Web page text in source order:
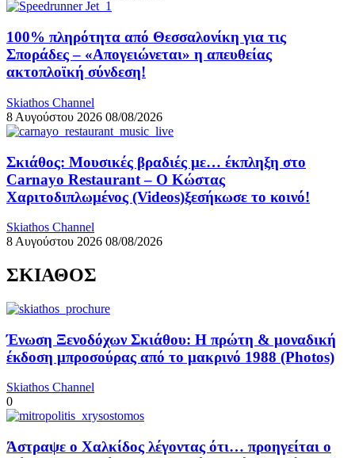
100% πληρότητα από Θεσσαλονίκη για τις
Σποράδες – «Απογειώνεται» η απευθείας
ακτοπλοϊκή σύνδεση!
Skiathos Channel
8 Αυγούστου 2026 08/08/2026
Σκιάθος: Μουσικές βραδιές με… έκπληξη στο
Carnayo Restaurant – Ο Κώστας
Χαριτοδιπλωμένος (Videos)ξεσήκωσε το κοινό!
Skiathos Channel
8 Αυγούστου 2026 08/08/2026
ΣΚΙΑΘΟΣ
Ένωση Ξενοδόχων Σκιάθου: Η πρώτη & μοναδική
έκδοση μπροσούρας από το μακρινό 1988 (Photos)
Skiathos Channel
0
Άστραψε ο Χαλκίδος λέγοντας ότι… προηγείται ο